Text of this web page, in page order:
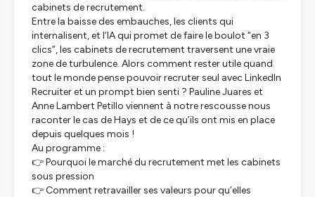
cabinets de recrutement.
Entre la baisse des embauches, les clients qui
internalisent, et l’IA qui promet de faire le boulot “en 3
clics”, les cabinets de recrutement traversent une vraie
zone de turbulence. Alors comment rester utile quand
tout le monde pense pouvoir recruter seul avec LinkedIn
Recruiter et un prompt bien senti ? Pauline Juares et
Anne Lambert Petillo viennent à notre rescousse nous
raconter le cas de Hays et de ce qu’ils ont mis en place
depuis quelques mois !
Au programme :
👉 Pourquoi le marché du recrutement met les cabinets
sous pression
👉 Comment retravailler ses valeurs pour qu’elles